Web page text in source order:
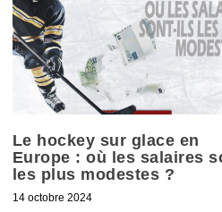
Le hockey sur glace en
Europe : où les salaires
les plus modestes ?
14 octobre 2024